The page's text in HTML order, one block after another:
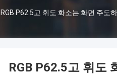
RGB P62.5고 휘도 화소는 화면 주도
RGB P62.5고 휘도